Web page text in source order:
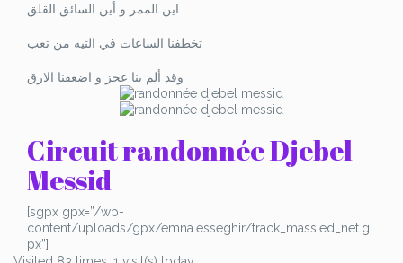
اين الممر و أين السائق القلق
تخطفنا الساعات في التيه من تعب
وقد ألم بنا عجز و اضعفنا الارق
Circuit randonnée Djebel
Messid
[sgpx gpx=”/wp-
content/uploads/gpx/emna.esseghir/track_massied_net.g
px”]